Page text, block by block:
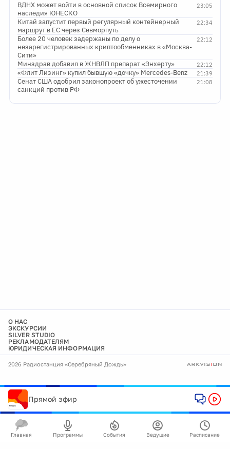
23:05
ВДНХ может войти в основной список Всемирного
наследия ЮНЕСКО
22:34
Китай запустит первый регулярный контейнерный
маршрут в ЕС через Севморпуть
22:12
Более 20 человек задержаны по делу о
незарегистрированных криптообменниках в «Москва-
Сити»
22:12
Минздрав добавил в ЖНВЛП препарат «Энхерту»
21:39
«Флит Лизинг» купил бывшую «дочку» Mercedes-Benz
21:08
Сенат США одобрил законопроект об ужесточении
санкций против РФ
О НАС
ЭКСКУРСИИ
SILVER STUDIO
РЕКЛАМОДАТЕЛЯМ
ЮРИДИЧЕСКАЯ ИНФОРМАЦИЯ
2026 Радиостанция «Серебряный Дождь»
Прямой эфир
Главная Программы События Ведущие Расписание